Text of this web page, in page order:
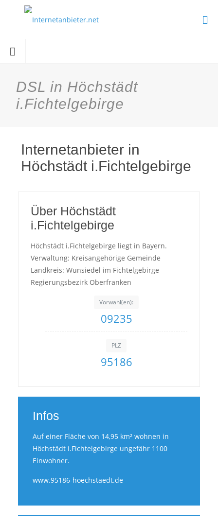
DSL in Höchstädt
i.Fichtelgebirge
Internetanbieter in
Höchstädt i.Fichtelgebirge
Über Höchstädt
i.Fichtelgebirge
Höchstädt i.Fichtelgebirge liegt in Bayern.
Verwaltung: Kreisangehörige Gemeinde
Landkreis: Wunsiedel im Fichtelgebirge
Regierungsbezirk Oberfranken
Vorwahl(en):
09235
PLZ
95186
Infos
Auf einer Fläche von 14,95 km² wohnen in
Höchstädt i.Fichtelgebirge ungefähr 1100
Einwohner.
www.95186-hoechstaedt.de